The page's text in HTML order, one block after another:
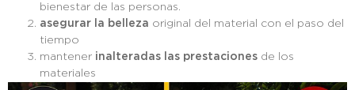
bienestar de las personas.
asegurar la belleza original del material con el paso del
tiempo
mantener inalteradas las prestaciones de los
materiales